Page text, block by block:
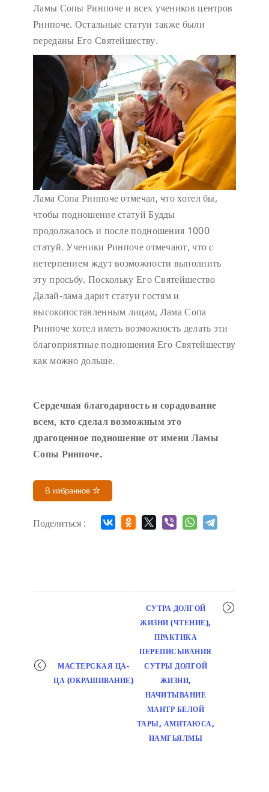
Ламы Сопы Ринпоче и всех учеников центров
Ринпоче. Остальные статуи также были
переданы Его Святейшеству.
Лама Сопа Ринпоче отмечал, что хотел бы,
чтобы подношение статуй Будды
продолжалось и после подношения 1000
статуй. Ученики Ринпоче отмечают, что с
нетерпением ждут возможности выполнить
эту просьбу. Поскольку Его Святейшество
Далай-лама дарит статуи гостям и
высокопоставленным лицам, Лама Сопа
Ринпоче хотел иметь возможность делать эти
благоприятные подношения Его Святейшеству
как можно дольше.
Сердечная благодарность и сорадование
всем, кто сделал возможным это
драгоценное подношение от имени Ламы
Сопы Ринпоче.
В избранное
Поделиться :
Мероприятие
МАСТЕРСКАЯ ЦА-
ЦА (ОКРАШИВАНИЕ)
СУТРА ДОЛГОЙ
ЖИЗНИ (ЧТЕНИЕ),
ПРАКТИКА
ПЕРЕПИСЫВАНИЯ
СУТРЫ ДОЛГОЙ
ЖИЗНИ,
НАЧИТЫВАНИЕ
МАНТР БЕЛОЙ
ТАРЫ, АМИТАЮСА,
НАМГЬЯЛМЫ